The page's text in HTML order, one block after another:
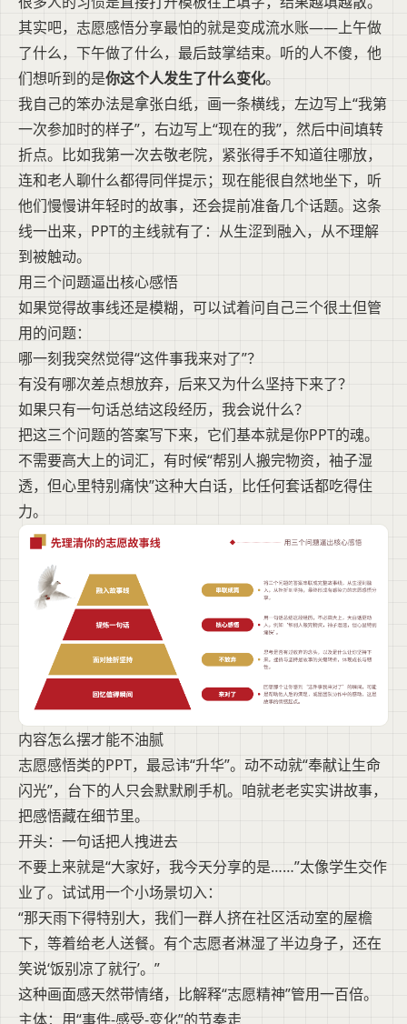
其实吧，志愿感悟分享最怕的就是变成流水账——上午做
了什么，下午做了什么，最后鼓掌结束。听的人不傻，他
们想听到的是你这个人发生了什么变化。
我自己的笨办法是拿张白纸，画一条横线，左边写上“我第
一次参加时的样子”，右边写上“现在的我”，然后中间填转
折点。比如我第一次去敬老院，紧张得手不知道往哪放，
连和老人聊什么都得同伴提示；现在能很自然地坐下，听
他们慢慢讲年轻时的故事，还会提前准备几个话题。这条
线一出来，PPT的主线就有了：从生涩到融入，从不理解
到被触动。
用三个问题逼出核心感悟
如果觉得故事线还是模糊，可以试着问自己三个很土但管
用的问题：
哪一刻我突然觉得“这件事我来对了”？
有没有哪次差点想放弃，后来又为什么坚持下来了？
如果只有一句话总结这段经历，我会说什么？
把这三个问题的答案写下来，它们基本就是你PPT的魂。
不需要高大上的词汇，有时候“帮别人搬完物资，袖子湿
透，但心里特别痛快”这种大白话，比任何套话都吃得住
力。
内容怎么摆才能不油腻
志愿感悟类的PPT，最忌讳“升华”。动不动就“奉献让生命
闪光”，台下的人只会默默刷手机。咱就老老实实讲故事，
把感悟藏在细节里。
开头：一句话把人拽进去
不要上来就是“大家好，我今天分享的是……”太像学生交作
业了。试试用一个小场景切入：
“那天雨下得特别大，我们一群人挤在社区活动室的屋檐
下，等着给老人送餐。有个志愿者淋湿了半边身子，还在
笑说‘饭别凉了就行’。”
这种画面感天然带情绪，比解释“志愿精神”管用一百倍。
主体：用“事件-感受-变化”的节奏走